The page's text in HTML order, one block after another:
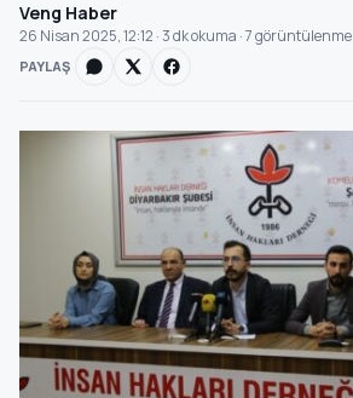
Veng Haber
26 Nisan 2025, 12:12 · 3 dk okuma · 7 görüntülenme
PAYLAŞ